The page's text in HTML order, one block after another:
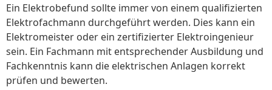
Ein Elektrobefund sollte immer von einem qualifizierten
Elektrofachmann durchgeführt werden. Dies kann ein
Elektromeister oder ein zertifizierter Elektroingenieur
sein. Ein Fachmann mit entsprechender Ausbildung und
Fachkenntnis kann die elektrischen Anlagen korrekt
prüfen und bewerten.